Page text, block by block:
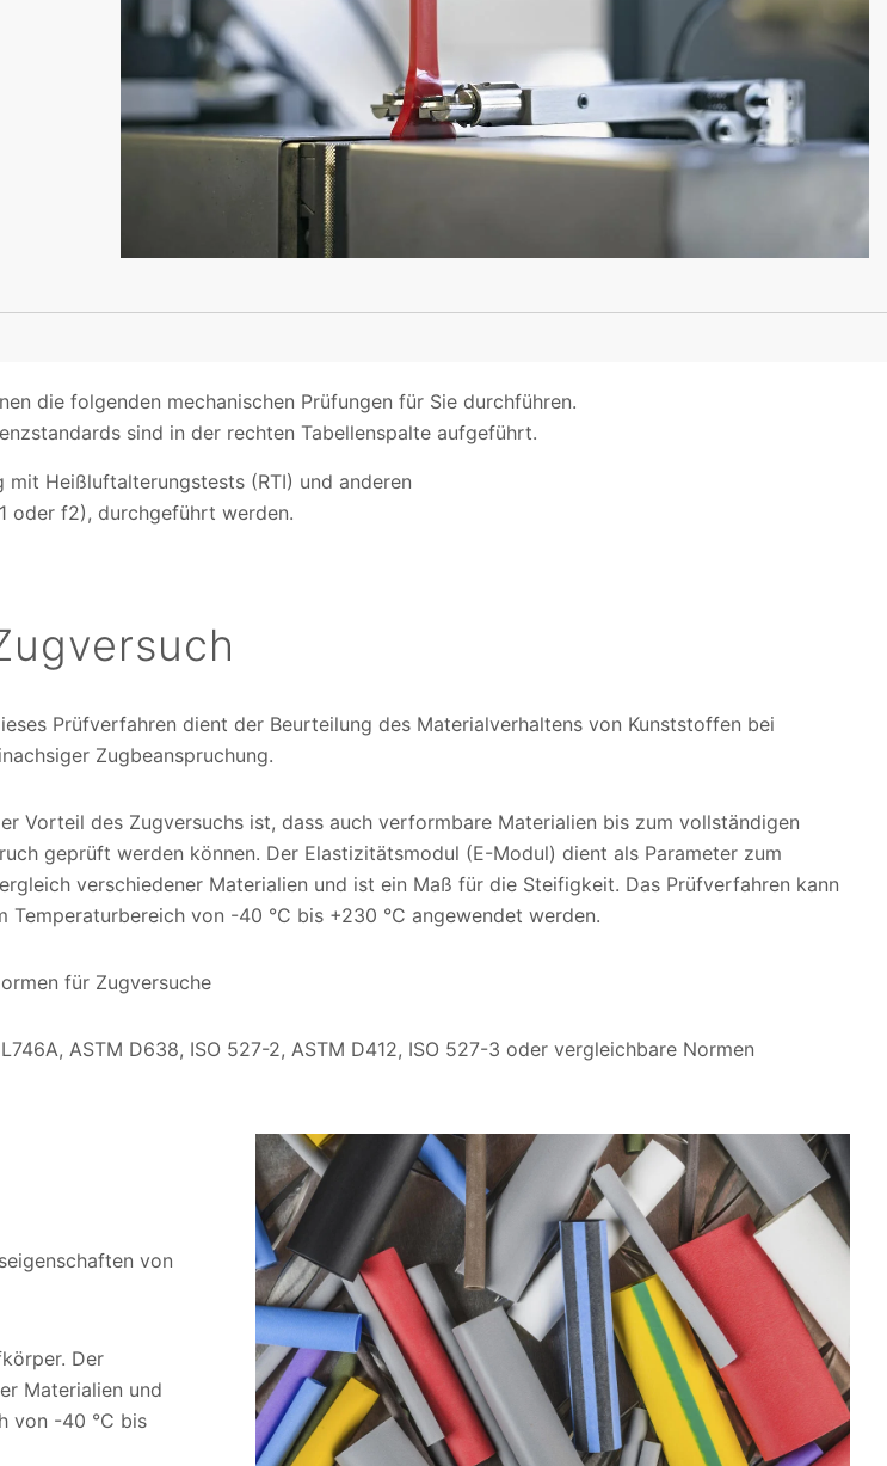
die folgenden mechanischen Prüfungen für Sie durchführen.
sind in der rechten Tabellenspalte aufgeführt.
mit Heißluftalterungstests (RTI) und anderen
oder f2), durchgeführt werden.
Prüfverfahren dient der Beurteilung des Materialverhaltens von Kunststoffen bei
Zugbeanspruchung.
Vorteil des Zugversuchs ist, dass auch verformbare Materialien bis zum vollständigen
geprüft werden können. Der Elastizitätsmodul (E-Modul) dient als Parameter zum
verschiedener Materialien und ist ein Maß für die Steifigkeit. Das Prüfverfahren kann
Temperaturbereich von -40 °C bis +230 °C angewendet werden.
für Zugversuche
ASTM D638, ISO 527-2, ASTM D412, ISO 527-3 oder vergleichbare Normen
von
Der
Materialien und
von -40 °C bis